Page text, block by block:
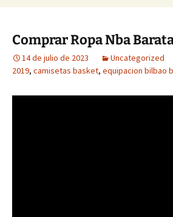
Comprar Ropa Nba
14 de julio de 2023 Uncategorized
2019, camisetas basket, equipacion bilbao